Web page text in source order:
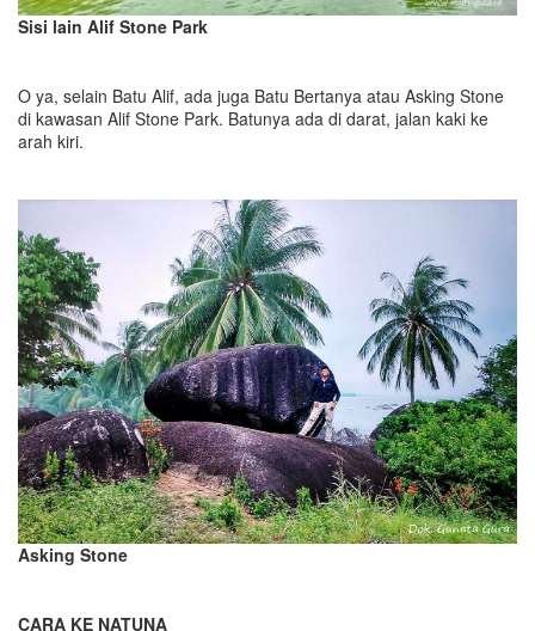
Sisi lain Alif Stone Park
O ya, selain Batu Alif, ada juga Batu Bertanya atau Asking Stone
di kawasan Alif Stone Park. Batunya ada di darat, jalan kaki ke
arah kiri.
Asking Stone
CARA KE NATUNA